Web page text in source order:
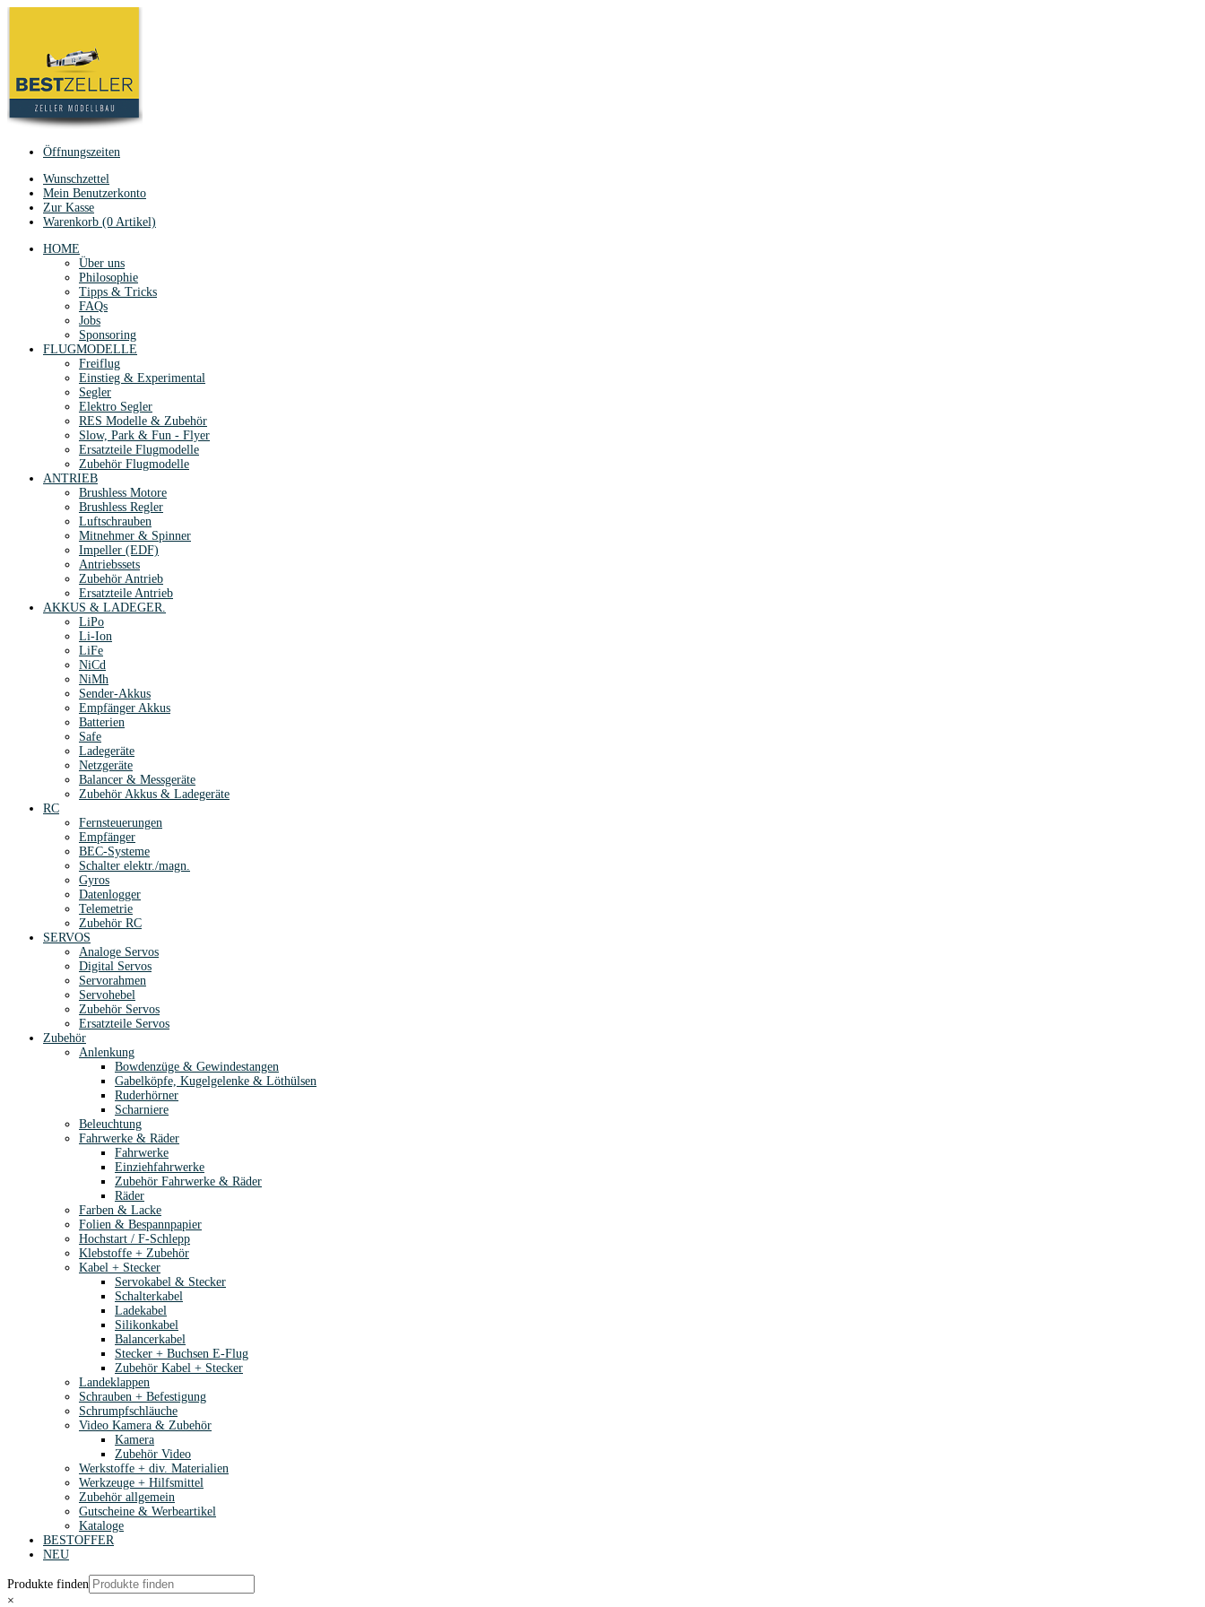
Öffnungszeiten
Wunschzettel
Mein Benutzerkonto
Zur Kasse
Warenkorb (0 Artikel)
HOME
Über uns
Philosophie
Tipps & Tricks
FAQs
Jobs
Sponsoring
FLUGMODELLE
Freiflug
Einstieg & Experimental
Segler
Elektro Segler
RES Modelle & Zubehör
Slow, Park & Fun - Flyer
Ersatzteile Flugmodelle
Zubehör Flugmodelle
ANTRIEB
Brushless Motore
Brushless Regler
Luftschrauben
Mitnehmer & Spinner
Impeller (EDF)
Antriebssets
Zubehör Antrieb
Ersatzteile Antrieb
AKKUS & LADEGER.
LiPo
Li-Ion
LiFe
NiCd
NiMh
Sender-Akkus
Empfänger Akkus
Batterien
Safe
Ladegeräte
Netzgeräte
Balancer & Messgeräte
Zubehör Akkus & Ladegeräte
RC
Fernsteuerungen
Empfänger
BEC-Systeme
Schalter elektr./magn.
Gyros
Datenlogger
Telemetrie
Zubehör RC
SERVOS
Analoge Servos
Digital Servos
Servorahmen
Servohebel
Zubehör Servos
Ersatzteile Servos
Zubehör
Anlenkung
Bowdenzüge & Gewindestangen
Gabelköpfe, Kugelgelenke & Löthülsen
Ruderhörner
Scharniere
Beleuchtung
Fahrwerke & Räder
Fahrwerke
Einziehfahrwerke
Zubehör Fahrwerke & Räder
Räder
Farben & Lacke
Folien & Bespannpapier
Hochstart / F-Schlepp
Klebstoffe + Zubehör
Kabel + Stecker
Servokabel & Stecker
Schalterkabel
Ladekabel
Silikonkabel
Balancerkabel
Stecker + Buchsen E-Flug
Zubehör Kabel + Stecker
Landeklappen
Schrauben + Befestigung
Schrumpfschläuche
Video Kamera & Zubehör
Kamera
Zubehör Video
Werkstoffe + div. Materialien
Werkzeuge + Hilfsmittel
Zubehör allgemein
Gutscheine & Werbeartikel
Kataloge
BESTOFFER
NEU
Produkte finden
×